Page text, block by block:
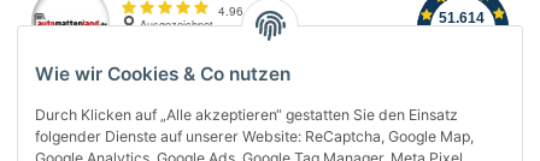
Wie wir Cookies & Co nutzen
Durch Klicken auf „Alle akzeptieren“ gestatten Sie den Einsatz
folgender Dienste auf unserer Website: ReCaptcha, Google Map,